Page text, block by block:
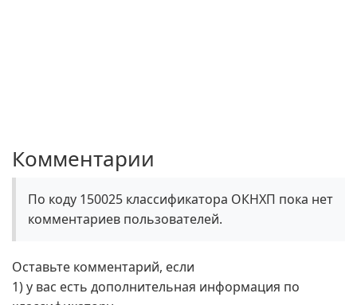
Комментарии
По коду 150025 классификатора ОКНХП пока нет
комментариев пользователей.
Оставьте комментарий, если
1) у вас есть дополнительная информация по